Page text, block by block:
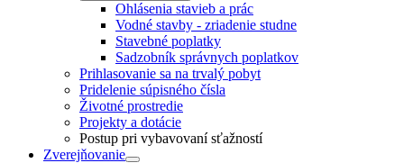
Ohlásenia stavieb a prác
Vodné stavby - zriadenie studne
Stavebné poplatky
Sadzobník správnych poplatkov
Prihlasovanie sa na trvalý pobyt
Pridelenie súpisného čísla
Životné prostredie
Projekty a dotácie
Postup pri vybavovaní sťažností
Zverejňovanie